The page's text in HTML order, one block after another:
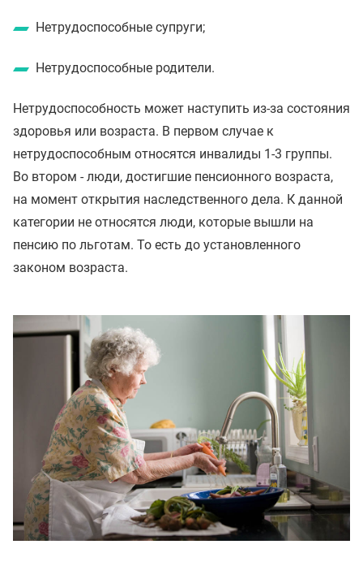
Нетрудоспособные супруги;
Нетрудоспособные родители.
Нетрудоспособность может наступить из-за состояния
здоровья или возраста. В первом случае к
нетрудоспособным относятся инвалиды 1-3 группы.
Во втором - люди, достигшие пенсионного возраста,
на момент открытия наследственного дела. К данной
категории не относятся люди, которые вышли на
пенсию по льготам. То есть до установленного
законом возраста.